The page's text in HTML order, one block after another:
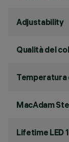
Adjustability
Qualità del
Temperatura
MacAdam
Lifetime LED 1